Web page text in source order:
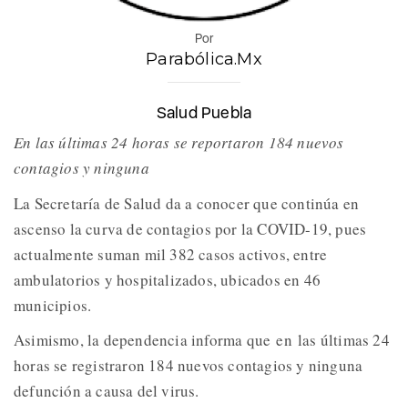
Por
Parabólica.Mx
Salud Puebla
En las últimas 24 horas se reportaron 184 nuevos
contagios y ninguna
La Secretaría de Salud da a conocer que continúa en
ascenso la curva de contagios por la COVID-19, pues
actualmente suman mil 382 casos activos, entre
ambulatorios y hospitalizados, ubicados en 46
municipios.
Asimismo, la dependencia informa que en las últimas 24
horas se registraron 184 nuevos contagios y ninguna
defunción a causa del virus.